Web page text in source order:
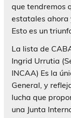
que tendremos
estatales ahora
Esto es un
La lista de
Ingrid Urrutia
INCAA) Es la
General, y
lucha que
una Junta